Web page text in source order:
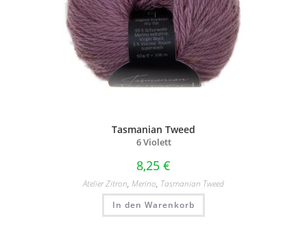
Tasmanian Tweed
6 Violett
8,25 €
Atelier Zitron, Merino, Tasmanian Tweed
In den Warenkorb